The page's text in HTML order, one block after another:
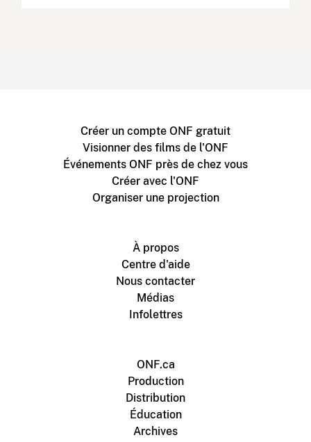
Créer un compte ONF gratuit
Visionner des films de l'ONF
Événements ONF près de chez vous
Créer avec l'ONF
Organiser une projection
À propos
Centre d'aide
Nous contacter
Médias
Infolettres
ONF.ca
Production
Distribution
Éducation
Archives